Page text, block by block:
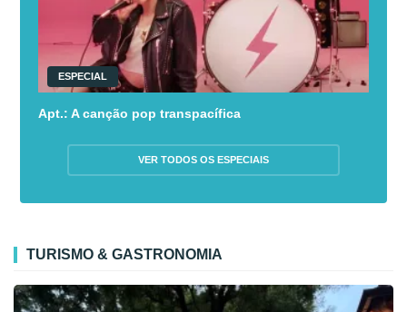
ESPECIAL
Apt.: A canção pop transpacífica
VER TODOS OS ESPECIAIS
TURISMO & GASTRONOMIA